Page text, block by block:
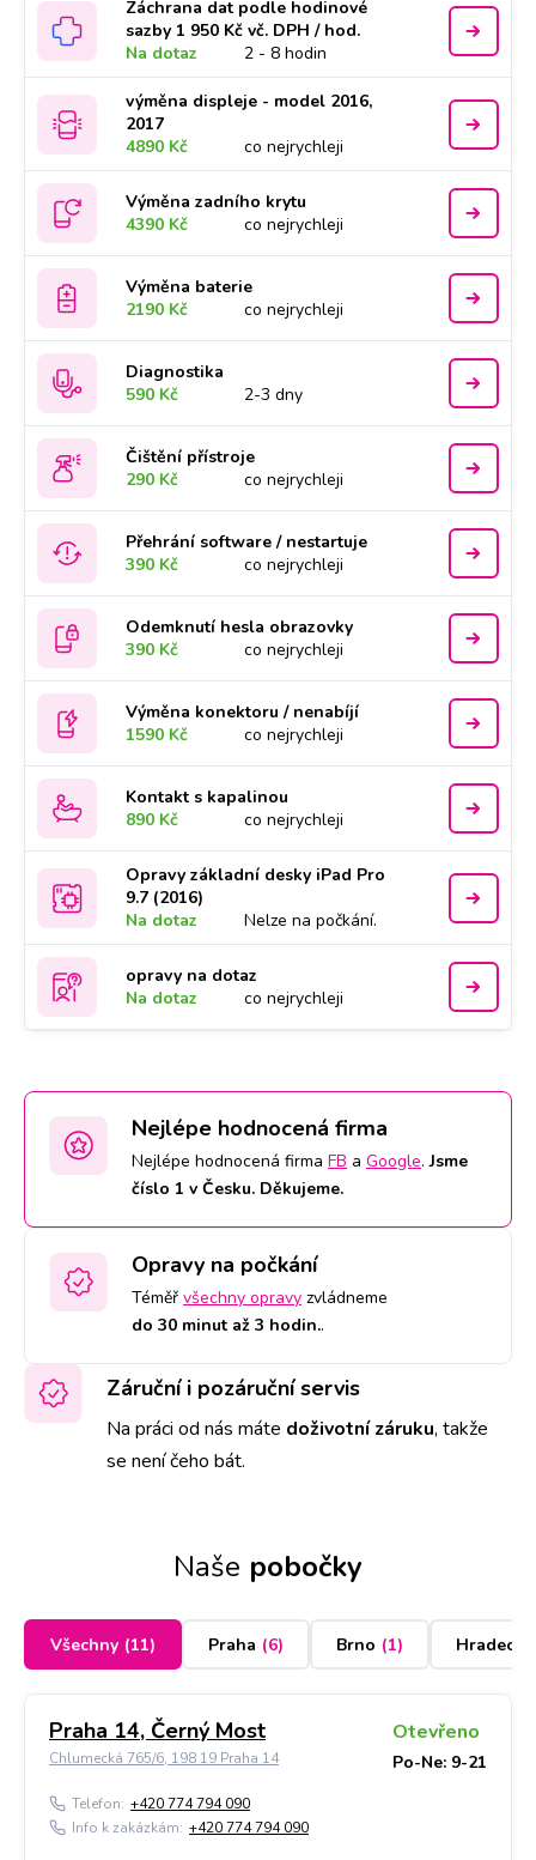
Záchrana dat podle hodinové
sazby 1 950 Kč vč. DPH / hod.
Na dotaz
2 - 8 hodin
výměna displeje - model 2016,
2017
4890 Kč
co nejrychleji
Výměna zadního krytu
4390 Kč
co nejrychleji
Výměna baterie
2190 Kč
co nejrychleji
Diagnostika
590 Kč
2-3 dny
Čištění přístroje
290 Kč
co nejrychleji
Přehrání software / nestartuje
390 Kč
co nejrychleji
Odemknutí hesla obrazovky
390 Kč
co nejrychleji
Výměna konektoru / nenabíjí
1590 Kč
co nejrychleji
Kontakt s kapalinou
890 Kč
co nejrychleji
Opravy základní desky iPad Pro
9.7 (2016)
Na dotaz
Nelze na počkání.
opravy na dotaz
Na dotaz
co nejrychleji
Nejlépe hodnocená firma
Nejlépe hodnocená firma FB a Google.Jsme
číslo 1 v Česku. Děkujeme.
Opravy na počkání
Téměř všechny opravy zvládneme
do 30 minut až 3 hodin..
Záruční i pozáruční servis
Na práci od nás máte doživotní záruku, takže
se není čeho bát.
Naše pobočky
Všechny (11) Praha (6) Brno (1) Hradec
Praha 14, Černý Most
Chlumecká 765/6, 198 19 Praha 14
Otevřeno
Po-Ne: 9-21
Telefon: +420 774 794 090
Info k zakázkám: +420 774 794 090